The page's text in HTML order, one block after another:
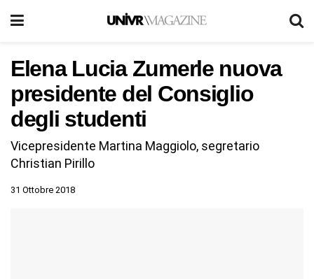
Elena Lucia Zumerle nuova
presidente del Consiglio
degli studenti
Vicepresidente Martina Maggiolo, segretario
Christian Pirillo
31 Ottobre 2018